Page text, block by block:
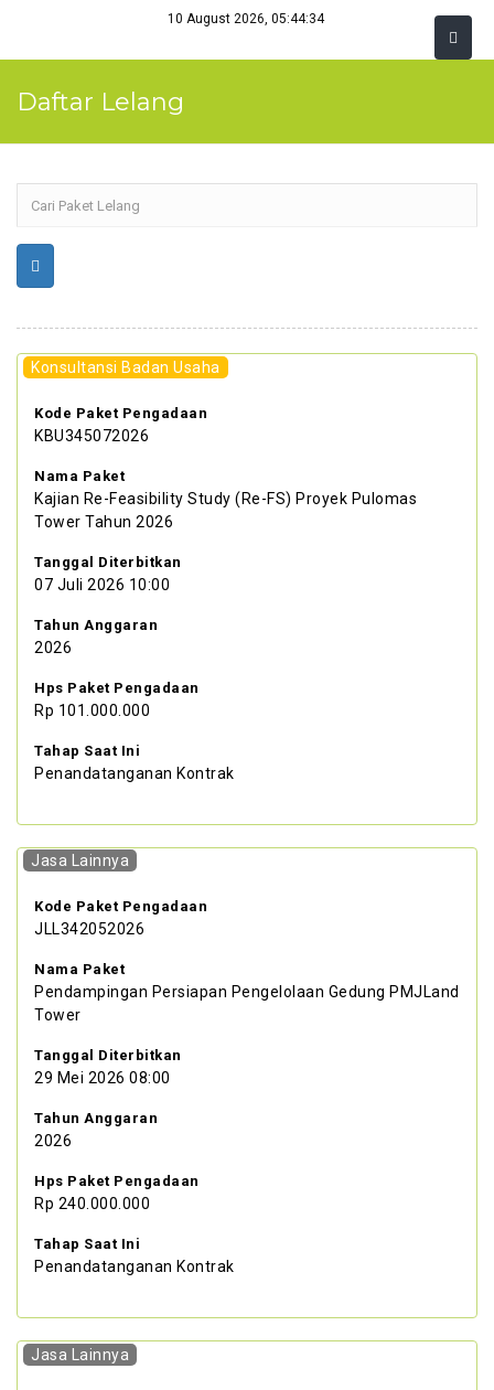
10 August 2026, 05:44:34
Daftar Lelang
Konsultansi Badan Usaha
Kode Paket Pengadaan
KBU345072026
Nama Paket
Kajian Re-Feasibility Study (Re-FS) Proyek Pulomas
Tower Tahun 2026
Tanggal Diterbitkan
07 Juli 2026 10:00
Tahun Anggaran
2026
Hps Paket Pengadaan
Rp 101.000.000
Tahap Saat Ini
Penandatanganan Kontrak
Jasa Lainnya
Kode Paket Pengadaan
JLL342052026
Nama Paket
Pendampingan Persiapan Pengelolaan Gedung PMJLand
Tower
Tanggal Diterbitkan
29 Mei 2026 08:00
Tahun Anggaran
2026
Hps Paket Pengadaan
Rp 240.000.000
Tahap Saat Ini
Penandatanganan Kontrak
Jasa Lainnya